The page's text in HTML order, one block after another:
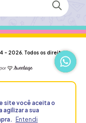
sitevocê aceita o
agilizar a sua
Entendi
- 2026. Todos os direitos